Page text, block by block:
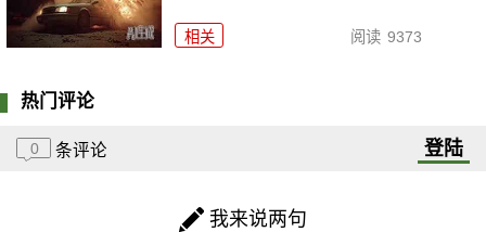
相关 阅读 9373
热门评论
0 条评论 登陆
我来说两句